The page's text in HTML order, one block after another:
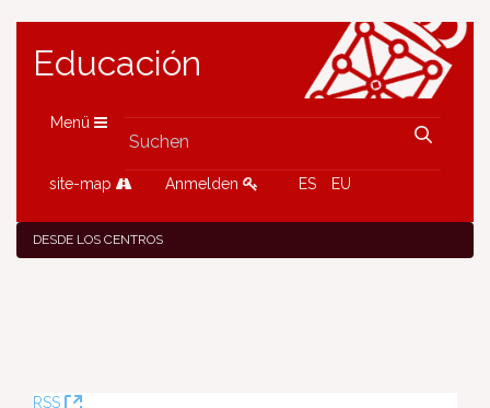
Educación
Menü
site-map Anmelden ES EU
DESDE LOS CENTROS
RSS
(Öffnet